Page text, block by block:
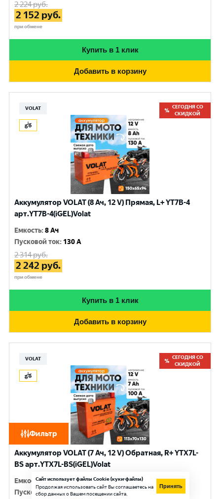
Фильтр
2 224руб.
2 152 руб.
при обмене
Купить в 1 клик
Добавить в корзину
VOLAT
СЕГОДНЯ СО
СКИДКОЙ
Аккумулятор VOLAT (8 Ач, 12 V) Прямая, L+ YT7B-4
арт.YT7B-4(iGEL)Volat
Емкость:8 Ач
Пусковой ток: 130 A
2 314руб.
2 242 руб.
при обмене
Купить в 1 клик
Добавить в корзину
VOLAT
СЕГОДНЯ СО
СКИДКОЙ
Аккумулятор VOLAT (7 Ач, 12 V) Обратная, R+ YTX7L-
BS арт.YTX7L-BS(iGEL)Volat
Емкость:7 Ач
Пусковой ток:100 A
Сайт использует файлы Cookie (куки-файлы)
Продолжая использовать сайт Вы соглашаетесь на
сбор данных о Вашем посещении сайта.
Принять